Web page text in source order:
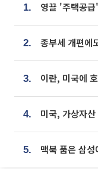
1.
2.
3.
4.
5.